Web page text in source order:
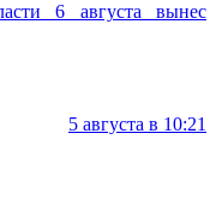
6 августа вынес
5 августа в 10:21